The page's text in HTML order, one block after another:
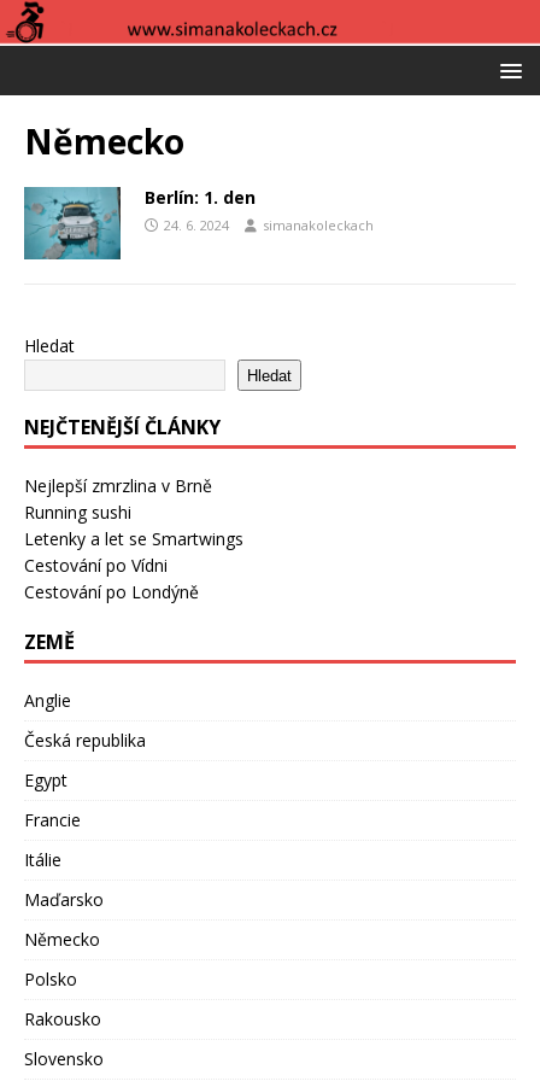
Německo
Berlín: 1. den
24. 6. 2024 simanakoleckach
Hledat
Hledat
NEJČTENĚJŠÍ ČLÁNKY
Nejlepší zmrzlina v Brně
Running sushi
Letenky a let se Smartwings
Cestování po Vídni
Cestování po Londýně
ZEMĚ
Anglie
Česká republika
Egypt
Francie
Itálie
Maďarsko
Německo
Polsko
Rakousko
Slovensko